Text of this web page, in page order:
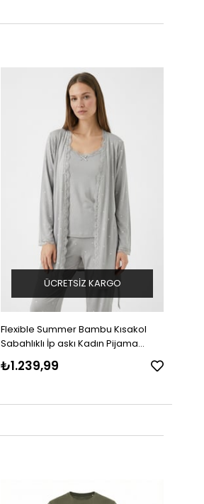
Flexible Summer Bambu Kısakol
Sabahlıklı İp askı Kadın Pijama
Takımı
₺1.239,99
ÜCRETSIZ KARGO